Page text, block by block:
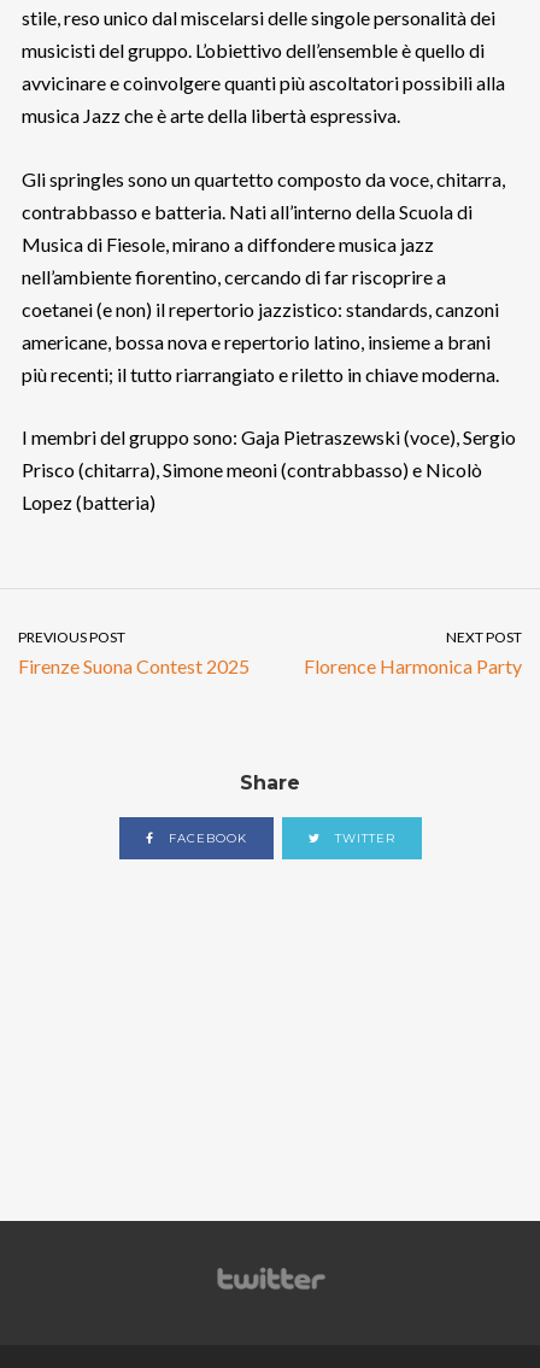
stile, reso unico dal miscelarsi delle singole personalità dei
musicisti del gruppo. L’obiettivo dell’ensemble è quello di
avvicinare e coinvolgere quanti più ascoltatori possibili alla
musica Jazz che è arte della libertà espressiva.
Gli springles sono un quartetto composto da voce, chitarra,
contrabbasso e batteria. Nati all’interno della Scuola di
Musica di Fiesole, mirano a diffondere musica jazz
nell’ambiente fiorentino, cercando di far riscoprire a
coetanei (e non) il repertorio jazzistico: standards, canzoni
americane, bossa nova e repertorio latino, insieme a brani
più recenti; il tutto riarrangiato e riletto in chiave moderna.
I membri del gruppo sono: Gaja Pietraszewski (voce), Sergio
Prisco (chitarra), Simone meoni (contrabbasso) e Nicolò
Lopez (batteria)
PREVIOUS POST
Firenze Suona Contest 2025
NEXT POST
Florence Harmonica Party
Share
FACEBOOK TWITTER